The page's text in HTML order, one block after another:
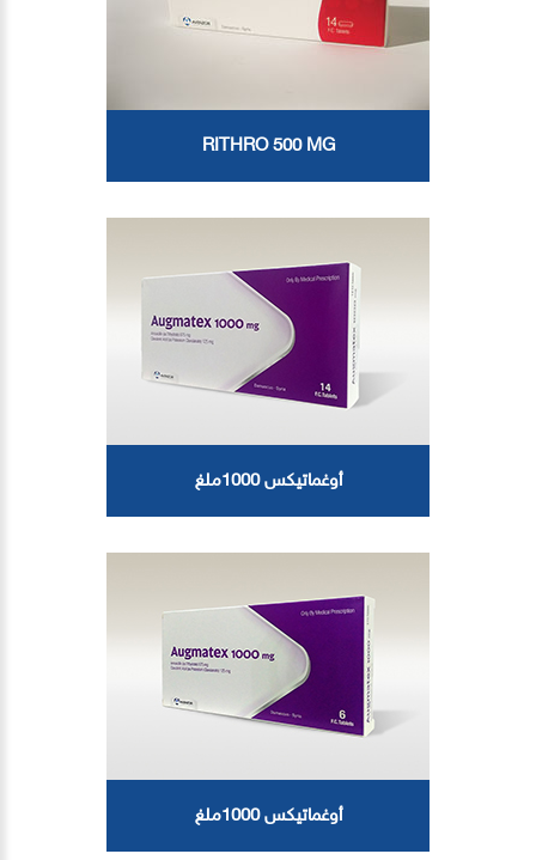
RITHRO 500 MG
أوغماتيكس 1000ملغ
أوغماتيكس 1000ملغ